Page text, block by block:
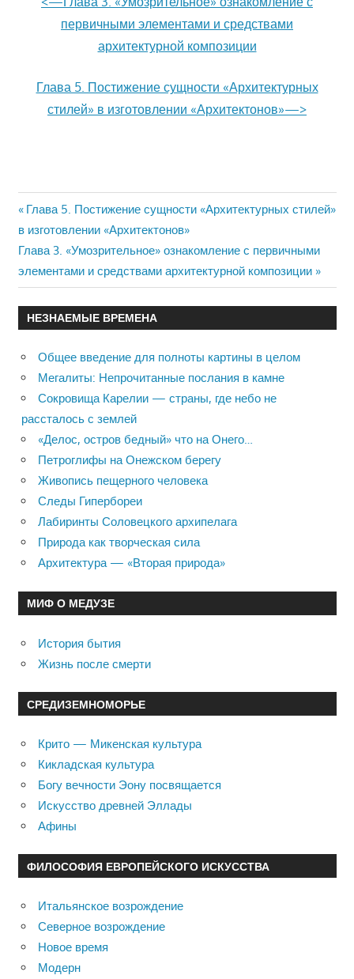
первичными элементами и средствами
архитектурной композиции
Глава 5. Постижение сущности «Архитектурных
стилей» в изготовлении «Архитектонов»—>
Навигация
по
записям
Previous
Post:
Глава 5. Постижение сущности «Архитектурных стилей»
в изготовлении «Архитектонов»
Next
Post:
Глава 3. «Умозрительное» ознакомление с первичными
элементами и средствами архитектурной композиции
НЕЗНАЕМЫЕ ВРЕМЕНА
Общее введение для полноты картины в целом
Мегалиты: Непрочитанные послания в камне
Сокровища Карелии — страны, где небо не
рассталось с землей
«Делос, остров бедный» что на Онего…
Петроглифы на Онежском берегу
Живопись пещерного человека
Следы Гипербореи
Лабиринты Соловецкого архипелага
Природа как творческая сила
Архитектура — «Вторая природа»
МИФ О МЕДУЗЕ
История бытия
Жизнь после смерти
СРЕДИЗЕМНОМОРЬЕ
Крито — Микенская культура
Кикладская культура
Богу вечности Эону посвящается
Искусство древней Эллады
Афины
ФИЛОСОФИЯ ЕВРОПЕЙСКОГО ИСКУССТВА
Итальянское возрождение
Северное возрождение
Новое время
Модерн